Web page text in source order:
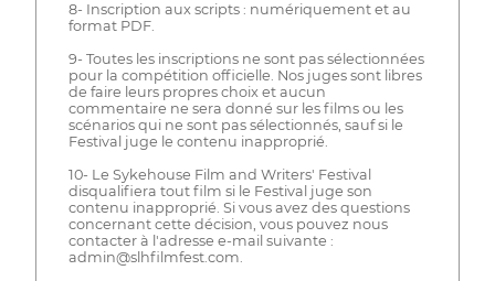
8- Inscription aux scripts : numériquement et au
format PDF.
9- Toutes les inscriptions ne sont pas sélectionnées
pour la compétition officielle. Nos juges sont libres
de faire leurs propres choix et aucun
commentaire ne sera donné sur les films ou les
scénarios qui ne sont pas sélectionnés, sauf si le
Festival juge le contenu inapproprié.
10- Le Sykehouse Film and Writers' Festival
disqualifiera tout film si le Festival juge son
contenu inapproprié. Si vous avez des questions
concernant cette décision, vous pouvez nous
contacter à l'adresse e-mail suivante :
admin@slhfilmfest.com.